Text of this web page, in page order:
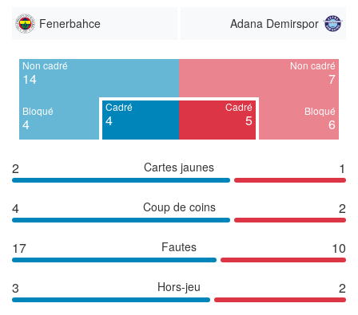
Fenerbahce Adana Demirspor
Non cadré
14
Bloqué
4
Cadré
4
Cadré
5
Non cadré
7
Bloqué
6
2 Cartes jaunes 1
4 Coup de coins 2
17 Fautes 10
3 Hors-jeu 2